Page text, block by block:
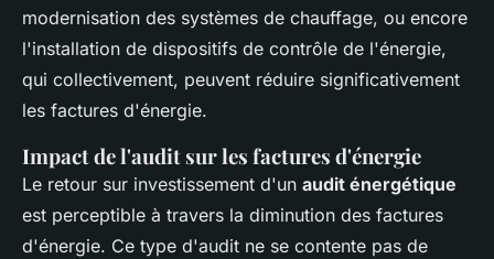
modernisation des systèmes de chauffage, ou encore
l'installation de dispositifs de contrôle de l'énergie,
qui collectivement, peuvent réduire significativement
les factures d'énergie.
Impact de l'audit sur les factures d'énergie
Le retour sur investissement d'un audit énergétique
est perceptible à travers la diminution des factures
d'énergie. Ce type d'audit ne se contente pas de